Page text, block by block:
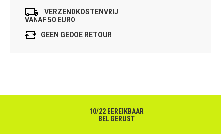
VERZENDKOSTENVRIJ
VANAF 50 EURO
GEEN GEDOE RETOUR
10/22 BEREIKBAAR
BEL GERUST